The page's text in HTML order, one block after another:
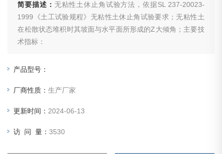
简要描述： 无粘性土休止角试验方法，依据SL 237-20023-
1999《土工试验规程》无粘性土休止角试验要求；无粘性土
在松散状态堆积时其坡面与水平面所形成的Z大倾角；主要技
术指标：
1.圆盘直径为10cm（适用于粒径小于2mm的无粘性土）和
产品型号：
厂商性质：生产厂家
更新时间： 2024-06-13
访 问 量：3530